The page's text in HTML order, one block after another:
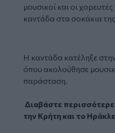
μουσικοί και οι
καντάδα στα σοκάκια
Η καντάδα κατέληξε
όπου ακολούθησε
παράσταση.
Διαβάστε
την Κρήτη και το